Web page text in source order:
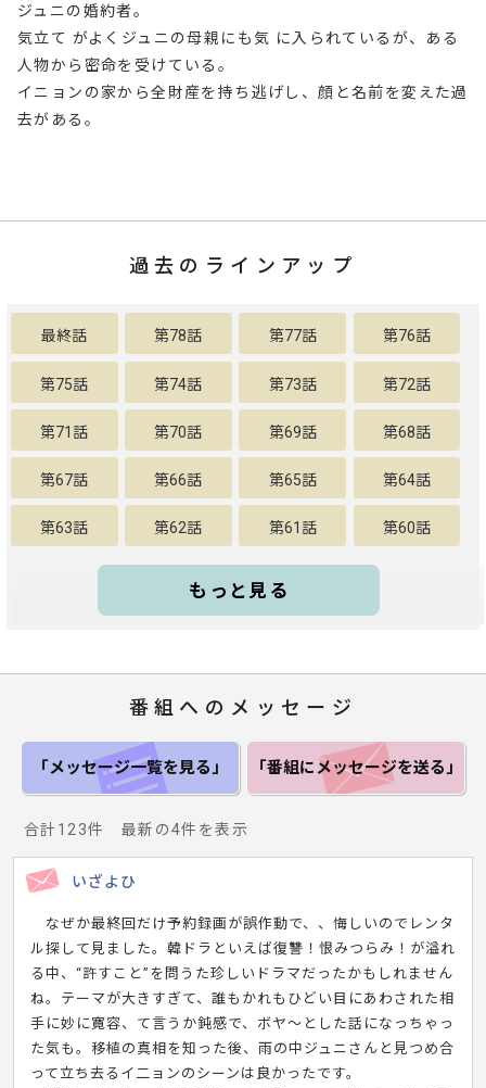
ジュニの婚約者。
気立て がよくジュニの母親にも気 に入られているが、ある
人物から密命を受けている。
イニョンの家から全財産を持ち逃げし、顔と名前を変えた過
去がある。
過去のラインアップ
最終話 第78話 第77話 第76話
第75話 第74話 第73話 第72話
第71話 第70話 第69話 第68話
第67話 第66話 第65話 第64話
第63話 第62話 第61話 第60話
もっと見る
番組へのメッセージ
「メッセージ一覧を見る」 「番組にメッセージを送る」
合計123件 最新の4件を表示
いざよひ
なぜか最終回だけ予約録画が誤作動で、、悔しいのでレンタ
ル探して見ました。韓ドラといえば復讐！恨みつらみ！が溢れ
る中、“許すこと”を問うた珍しいドラマだったかもしれません
ね。テーマが大きすぎて、誰もかれもひどい目にあわされた相
手に妙に寛容、て言うか鈍感で、ボヤ～とした話になっちゃっ
た気も。移植の真相を知った後、雨の中ジュニさんと見つめ合
って立ち去るイ二ョンのシーンは良かったです。